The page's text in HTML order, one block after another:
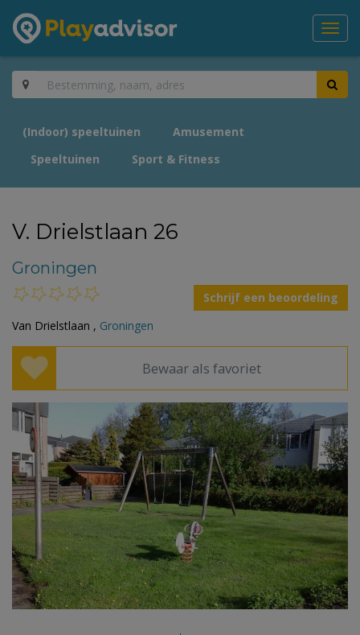
(Indoor) speeltuinen
Amusement
Speeltuinen
Sport & Fitness
V. Drielstlaan 26
Groningen
Schrijf een beoordeling
Van Drielstlaan , Groningen
Bewaar als favoriet